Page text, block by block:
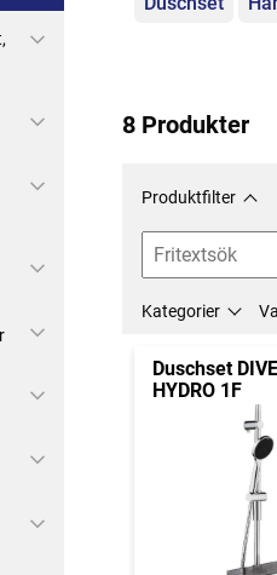
8 Produkter
Produktfilter
Kategorier
Duschset
HYDRO 1F